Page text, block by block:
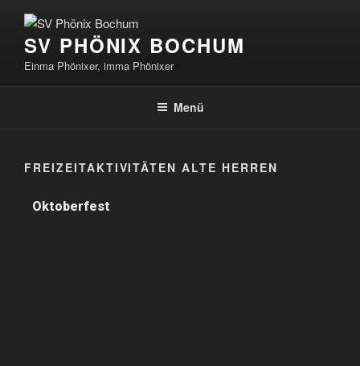
SV PHÖNIX BOCHUM
Einma Phönixer, imma Phönixer
Menü
FREIZEITAKTIVITÄTEN ALTE HERREN
Oktoberfest